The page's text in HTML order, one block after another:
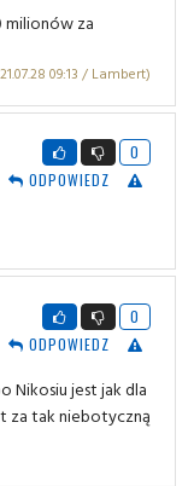
milionów za
09:13 / Lambert)
0
ODPOWIEDZ
0
ODPOWIEDZ
Nikosiu jest jak dla
za tak niebotyczną